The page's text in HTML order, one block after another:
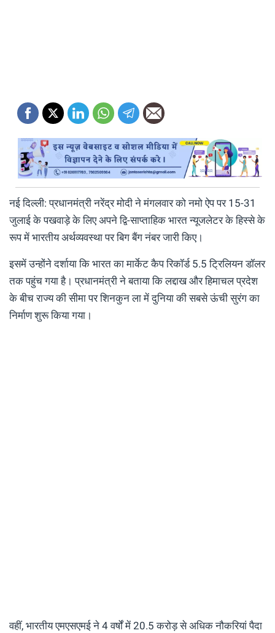
नई दिल्ली: प्रधानमंत्री नरेंद्र मोदी ने मंगलवार को नमो ऐप पर 15-31
जुलाई के पखवाड़े के लिए अपने द्वि-साप्ताहिक भारत न्यूजलेटर के हिस्से के
रूप में भारतीय अर्थव्यवस्था पर बिग बैंग नंबर जारी किए।
इसमें उन्होंने दर्शाया कि भारत का मार्केट कैप रिकॉर्ड 5.5 ट्रिलियन डॉलर
तक पहुंच गया है। प्रधानमंत्री ने बताया कि लद्दाख और हिमाचल प्रदेश
के बीच राज्य की सीमा पर शिनकुन ला में दुनिया की सबसे ऊंची सुरंग का
निर्माण शुरू किया गया।
वहीं, भारतीय एमएसएमई ने 4 वर्षों में 20.5 करोड़ से अधिक नौकरियां पैदा